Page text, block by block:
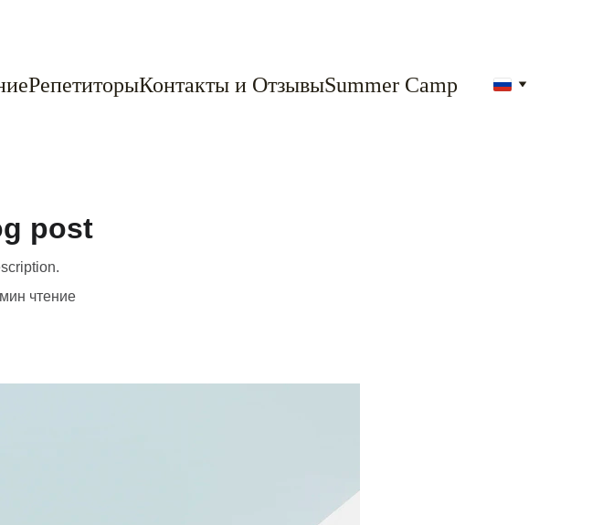
РепетиторыКонтакты и ОтзывыSummer Camp
post
чтение